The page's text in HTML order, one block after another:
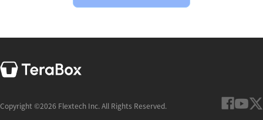
Copyright ©2026 Flextech Inc. All Rights Reserved.